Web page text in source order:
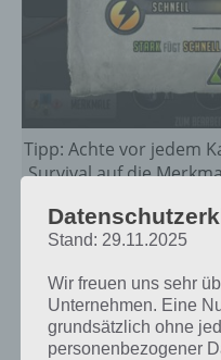
Tipp: Achte vor jedem
Survival auf die
fstlegen, welcher angegriffen
Kampf auch automatisieren,
Es ist jedoch ratsamer
paar Tipps zu Walking Dead
Stand: 29.11.2025
Wir freuen uns sehr
Unternehmen. Eine
grundsätzlich ohne
personenbezogener